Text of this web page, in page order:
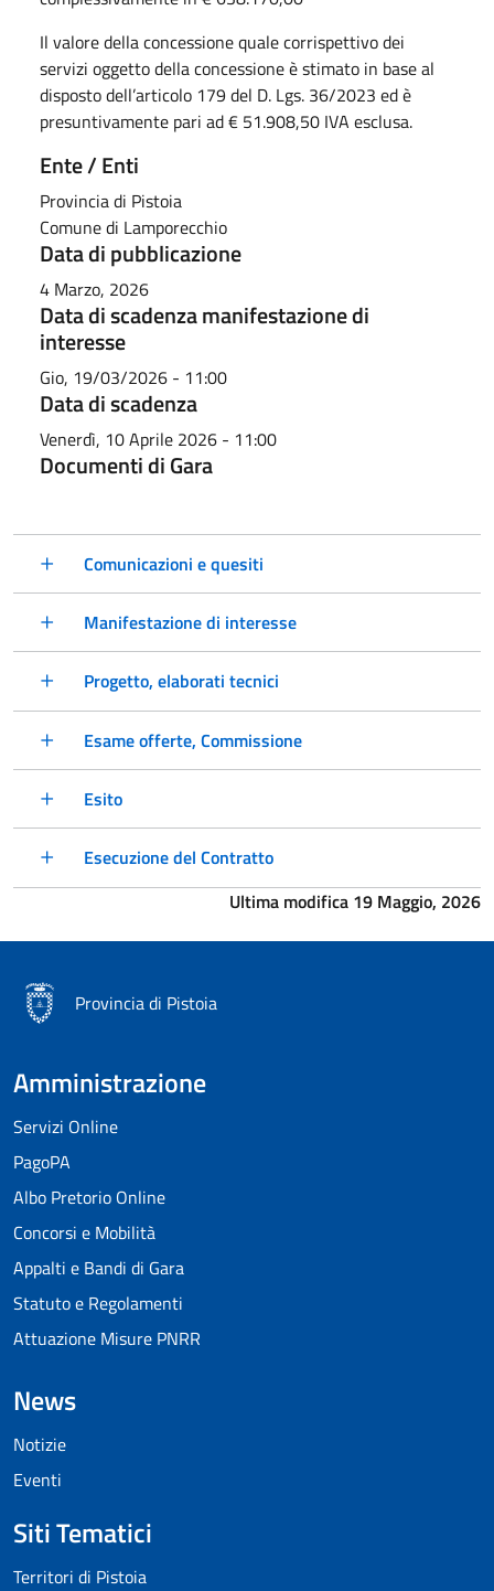
Il valore della concessione quale corrispettivo dei
servizi oggetto della concessione è stimato in base al
disposto dell’articolo 179 del D. Lgs. 36/2023 ed è
presuntivamente pari ad € 51.908,50 IVA esclusa.
Ente / Enti
Provincia di Pistoia
Comune di Lamporecchio
Data di pubblicazione
4 Marzo, 2026
Data di scadenza manifestazione di
interesse
Gio, 19/03/2026 - 11:00
Data di scadenza
Venerdì, 10 Aprile 2026 - 11:00
Documenti di Gara
Comunicazioni e quesiti
Manifestazione di interesse
Progetto, elaborati tecnici
Esame offerte, Commissione
Esito
Esecuzione del Contratto
Ultima modifica 19 Maggio, 2026
Provincia di Pistoia
Amministrazione
Servizi Online
PagoPA
Albo Pretorio Online
Concorsi e Mobilità
Appalti e Bandi di Gara
Statuto e Regolamenti
Attuazione Misure PNRR
News
Notizie
Eventi
Siti Tematici
Territori di Pistoia